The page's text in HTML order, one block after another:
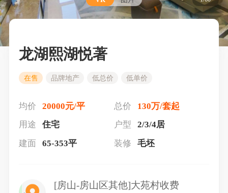
龙湖熙湖悦著
在售 品牌地产 低总价 低单价
均价 20000元/平 总价
130万/套起
用途
住宅 户型
2/3/4居
建面
65-353平 装修 毛坯
[房山-房山区其他]大苑村收费